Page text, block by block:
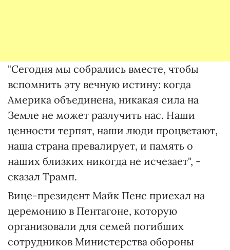
"Сегодня мы собрались вместе, чтобы
вспомнить эту вечную истину: когда
Америка объединена, никакая сила на
Земле не может разлучить нас. Наши
ценности терпят, наши люди процветают,
наша страна превалирует, и память о
наших близких никогда не исчезает", -
сказал Трамп.
Вице-президент Майк Пенс приехал на
церемонию в Пентагоне, которую
организовали для семей погибших
сотрудников Министерства обороны